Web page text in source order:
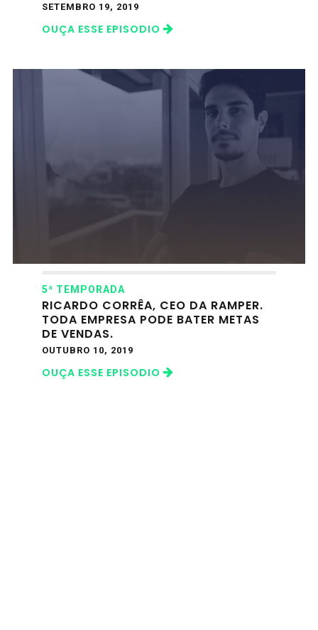
SETEMBRO 19, 2019
OUÇA ESSE EPISODIO
5ª TEMPORADA
RICARDO CORRÊA, CEO DA RAMPER.
TODA EMPRESA PODE BATER METAS
DE VENDAS.
OUTUBRO 10, 2019
OUÇA ESSE EPISODIO